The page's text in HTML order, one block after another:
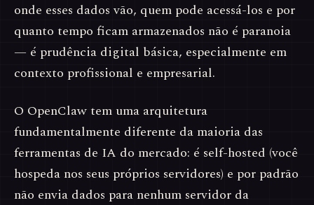
onde esses dados vão, quem pode acessá-los e por
quanto tempo ficam armazenados não é paranoia
— é prudência digital básica, especialmente em
contexto profissional e empresarial.
O OpenClaw tem uma arquitetura
fundamentalmente diferente da maioria das
ferramentas de IA do mercado: é self-hosted (você
hospeda nos seus próprios servidores) e por padrão
não envia dados para nenhum servidor da